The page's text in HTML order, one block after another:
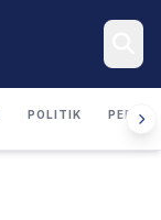
POLITIK